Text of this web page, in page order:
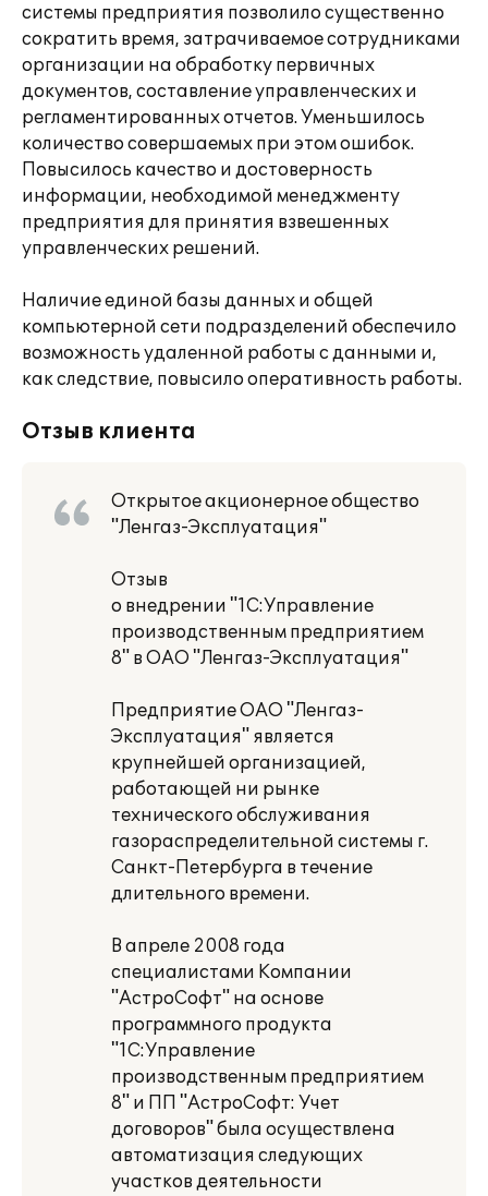
системы предприятия позволило существенно
сократить время, затрачиваемое сотрудниками
организации на обработку первичных
документов, составление управленческих и
регламентированных отчетов. Уменьшилось
количество совершаемых при этом ошибок.
Повысилось качество и достоверность
информации, необходимой менеджменту
предприятия для принятия взвешенных
управленческих решений.
Наличие единой базы данных и общей
компьютерной сети подразделений обеспечило
возможность удаленной работы с данными и,
как следствие, повысило оперативность работы.
Отзыв клиента
Открытое акционерное общество
"Ленгаз-Эксплуатация"
Отзыв
о внедрении "1C:Управление
производственным предприятием
8" в ОАО "Ленгаз-Эксплуатация"
Предприятие ОАО "Ленгаз-
Эксплуатация" является
крупнейшей организацией,
работающей ни рынке
технического обслуживания
газораспределительной системы г.
Санкт-Петербурга в течение
длительного времени.
В апреле 2008 года
специалистами Компании
"АстроСофт" на основе
программного продукта
"1C:Управление
производственным предприятием
8" и ПП "АстроСофт: Учет
договоров" была осуществлена
автоматизация следующих
участков деятельности